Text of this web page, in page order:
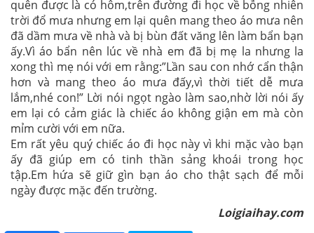
quên được là có hôm,trên đường đi học về bỗng nhiên
trời đổ mưa nhưng em lại quên mang theo áo mưa nên
đã dầm mưa về nhà và bị bùn đất văng lên làm bẩn bạn
ấy.Vì áo bẩn nên lúc về nhà em đã bị mẹ la nhưng la
xong thì mẹ nói với em rằng:”Lần sau con nhớ cẩn thận
hơn và mang theo áo mưa đấy,vì thời tiết dễ mưa
lắm,nhé con!” Lời nói ngọt ngào làm sao,nhờ lời nói ấy
em lại có cảm giác là chiếc áo không giận em mà còn
mỉm cười với em nữa.
Em rất yêu quý chiếc áo đi học này vì khi mặc vào bạn
ấy đã giúp em có tinh thần sảng khoái trong học
tập.Em hứa sẽ giữ gìn bạn áo cho thật sạch để mỗi
ngày được mặc đến trường.
Loigiaihay.com